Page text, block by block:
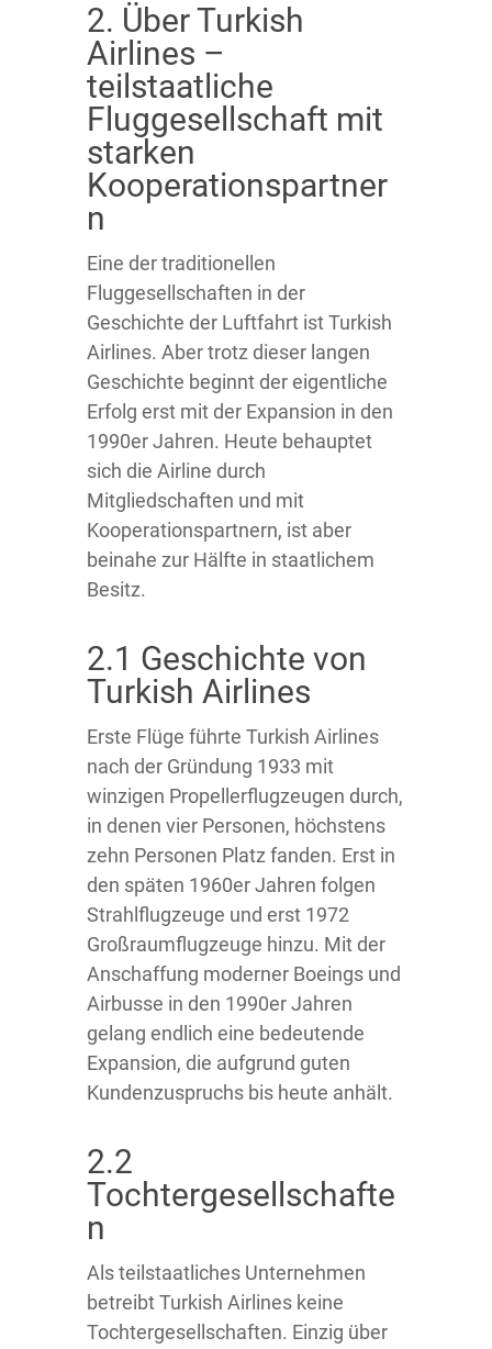
2. Über Turkish
Airlines –
teilstaatliche
Fluggesellschaft mit
starken
Kooperationspartner
n
Eine der traditionellen
Fluggesellschaften in der
Geschichte der Luftfahrt ist Turkish
Airlines. Aber trotz dieser langen
Geschichte beginnt der eigentliche
Erfolg erst mit der Expansion in den
1990er Jahren. Heute behauptet
sich die Airline durch
Mitgliedschaften und mit
Kooperationspartnern, ist aber
beinahe zur Hälfte in staatlichem
Besitz.
2.1 Geschichte von
Turkish Airlines
Erste Flüge führte Turkish Airlines
nach der Gründung 1933 mit
winzigen Propellerflugzeugen durch,
in denen vier Personen, höchstens
zehn Personen Platz fanden. Erst in
den späten 1960er Jahren folgen
Strahlflugzeuge und erst 1972
Großraumflugzeuge hinzu. Mit der
Anschaffung moderner Boeings und
Airbusse in den 1990er Jahren
gelang endlich eine bedeutende
Expansion, die aufgrund guten
Kundenzuspruchs bis heute anhält.
2.2
Tochtergesellschafte
n
Als teilstaatliches Unternehmen
betreibt Turkish Airlines keine
Tochtergesellschaften. Einzig über